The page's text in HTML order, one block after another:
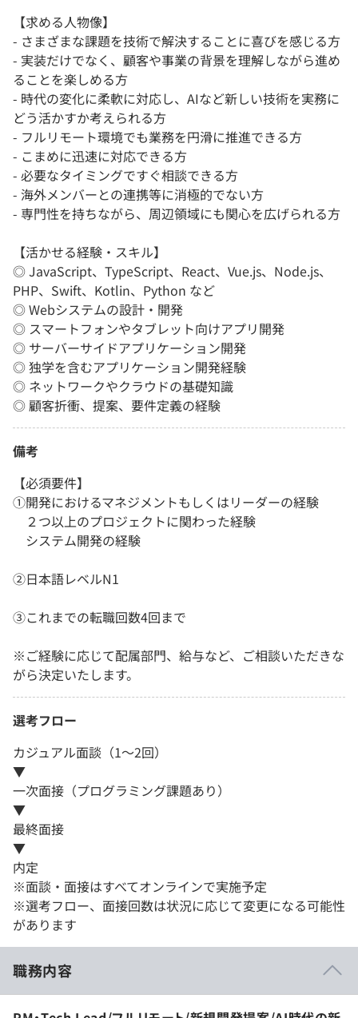
【求める人物像】
- さまざまな課題を技術で解決することに喜びを感じる方
- 実装だけでなく、顧客や事業の背景を理解しながら進め
ることを楽しめる方
- 時代の変化に柔軟に対応し、AIなど新しい技術を実務に
どう活かすか考えられる方
- フルリモート環境でも業務を円滑に推進できる方
- こまめに迅速に対応できる方
- 必要なタイミングですぐ相談できる方
- 海外メンバーとの連携等に消極的でない方
- 専門性を持ちながら、周辺領域にも関心を広げられる方
【活かせる経験・スキル】
◎ JavaScript、TypeScript、React、Vue.js、Node.js、
PHP、Swift、Kotlin、Python など
◎ Webシステムの設計・開発
◎ スマートフォンやタブレット向けアプリ開発
◎ サーバーサイドアプリケーション開発
◎ 独学を含むアプリケーション開発経験
◎ ネットワークやクラウドの基礎知識
◎ 顧客折衝、提案、要件定義の経験
備考
【必須要件】
①開発におけるマネジメントもしくはリーダーの経験
２つ以上のプロジェクトに関わった経験
システム開発の経験
②日本語レベルN1
③これまでの転職回数4回まで
※ご経験に応じて配属部門、給与など、ご相談いただきな
がら決定いたします。
選考フロー
カジュアル面談（1～2回）
▼
一次面接（プログラミング課題あり）
▼
最終面接
▼
内定
※面談・面接はすべてオンラインで実施予定
※選考フロー、面接回数は状況に応じて変更になる可能性
があります
職務内容